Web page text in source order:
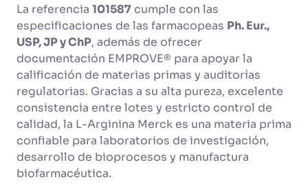
La referencia 101587cumple con las
especificaciones de las farmacopeas Ph. Eur.,
USP, JP y ChP, además de ofrecer
documentación EMPROVE® para apoyar la
calificación de materias primas y auditorías
regulatorias. Gracias a su alta pureza, excelente
consistencia entre lotes y estricto control de
calidad, la L-Arginina Merck es una materia prima
confiable para laboratorios de investigación,
desarrollo de bioprocesos y manufactura
biofarmacéutica.